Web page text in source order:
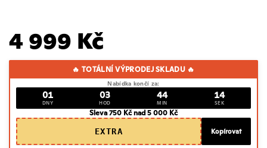
4 999 Kč
🔥 TOTÁLNÍ VÝPRODEJ SKLADU 🔥
Nabídka končí za:
01
DNY
03
HOD
44
MIN
13
SEK
Sleva 750 Kč nad 5 000 Kč
EXTRA
Kopírovat